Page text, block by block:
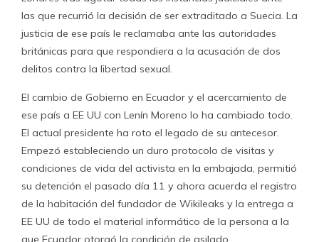
las que recurrió la decisión de ser extraditado a Suecia. La
justicia de ese país le reclamaba ante las autoridades
británicas para que respondiera a la acusación de dos
delitos contra la libertad sexual.
El cambio de Gobierno en Ecuador y el acercamiento de
ese país a EE UU con Lenín Moreno lo ha cambiado todo.
El actual presidente ha roto el legado de su antecesor.
Empezó estableciendo un duro protocolo de visitas y
condiciones de vida del activista en la embajada, permitió
su detención el pasado día 11 y ahora acuerda el registro
de la habitación del fundador de Wikileaks y la entrega a
EE UU de todo el material informático de la persona a la
que Ecuador otorgó la condición de asilado.